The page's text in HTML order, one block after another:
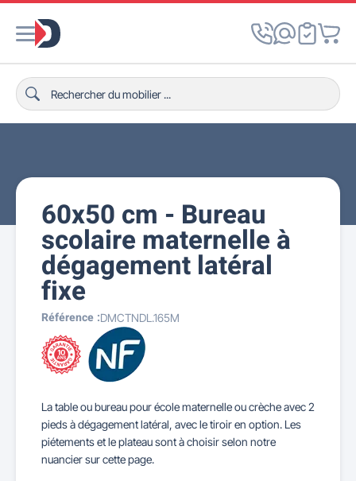
60x50 cm - Bureau
scolaire maternelle à
dégagement latéral
fixe
Référence :DMCTNDL.165M
La table ou bureau pour école maternelle ou crèche avec 2
pieds à dégagement latéral, avec le tiroir en option. Les
piétements et le plateau sont à choisir selon notre
nuancier sur cette page.